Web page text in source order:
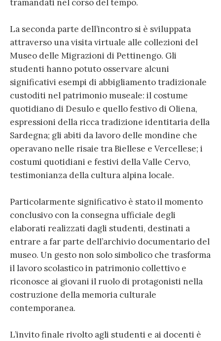
tramandati nel corso del tempo.
La seconda parte dell’incontro si è sviluppata
attraverso una visita virtuale alle collezioni del
Museo delle Migrazioni di Pettinengo. Gli
studenti hanno potuto osservare alcuni
significativi esempi di abbigliamento tradizionale
custoditi nel patrimonio museale: il costume
quotidiano di Desulo e quello festivo di Oliena,
espressioni della ricca tradizione identitaria della
Sardegna; gli abiti da lavoro delle mondine che
operavano nelle risaie tra Biellese e Vercellese; i
costumi quotidiani e festivi della Valle Cervo,
testimonianza della cultura alpina locale.
Particolarmente significativo è stato il momento
conclusivo con la consegna ufficiale degli
elaborati realizzati dagli studenti, destinati a
entrare a far parte dell’archivio documentario del
museo. Un gesto non solo simbolico che trasforma
il lavoro scolastico in patrimonio collettivo e
riconosce ai giovani il ruolo di protagonisti nella
costruzione della memoria culturale
contemporanea.
L’invito finale rivolto agli studenti e ai docenti è